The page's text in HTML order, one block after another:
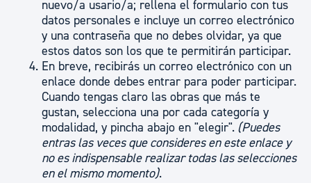
nuevo/a usario/a; rellena el formulario con tus
datos personales e incluye un correo electrónico
y una contraseña que no debes olvidar, ya que
estos datos son los que te permitirán participar.
En breve, recibirás un correo electrónico con un
enlace donde debes entrar para poder participar.
Cuando tengas claro las obras que más te
gustan, selecciona una por cada categoría y
modalidad, y pincha abajo en "elegir". (Puedes
entras las veces que consideres en este enlace y
no es indispensable realizar todas las selecciones
en el mismo momento).